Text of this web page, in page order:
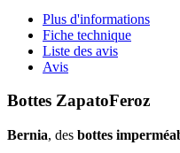
Plus d'informations
Fiche technique
Liste des avis
Avis
Bottes ZapatoFeroz
Bernia, des bottes